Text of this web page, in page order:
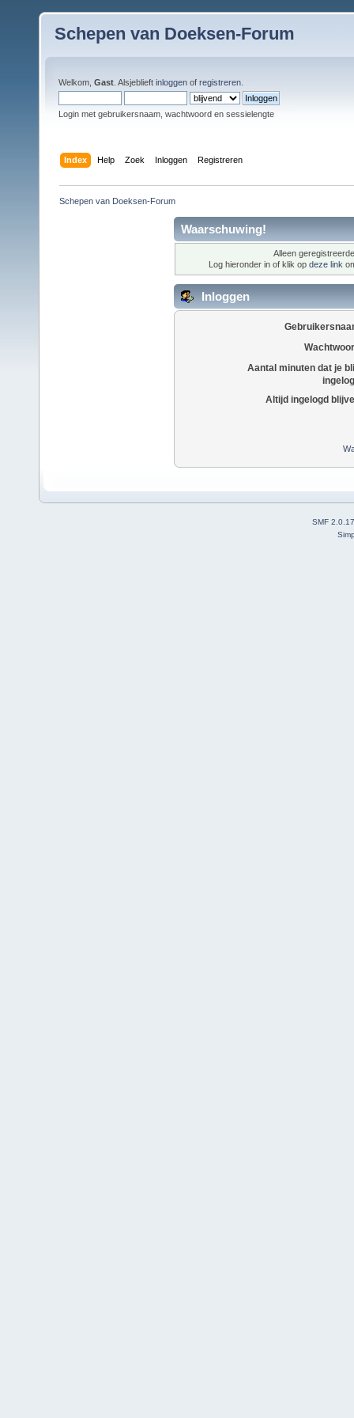
Schepen van Doeksen-Forum
Welkom, Gast . Alsjeblieft inloggen of registreren
Login met gebruikersnaam, wachtwoord en sessielengte
Index Help Zoek Inloggen Registreren
Schepen van Doeksen-Forum
Waarschuwing!
Alleen
Log hieronder in of klik op deze link
Inloggen
Aantal minuten dat je
Altijd ingelogd
SMF 2.0.17